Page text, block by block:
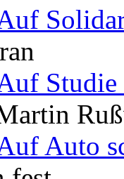
Studie
Auto